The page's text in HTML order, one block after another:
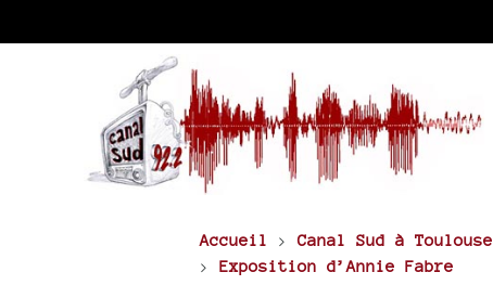
Accueil >Canal Sud à Toulouse
> Exposition d’Annie Fabre